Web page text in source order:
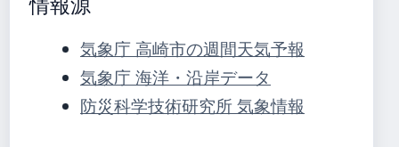
情報源
気象庁 高崎市の週間天気予報
気象庁 海洋・沿岸データ
防災科学技術研究所 気象情報